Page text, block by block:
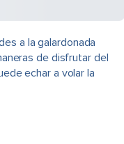
a la galardonada
de disfrutar del
echar a volar la